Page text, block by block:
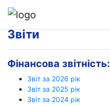
Звіти
Фінансова звітність:
Звіт за 2026 рік
Звіт за 2025 рік
Звіт за 2024 рік